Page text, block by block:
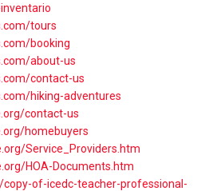
tours
booking
about-us
contact-us
hiking-adventures
contact-us
homebuyers
Service_Providers.htm
HOA-Documents.htm
of-icedc-teacher-professional-